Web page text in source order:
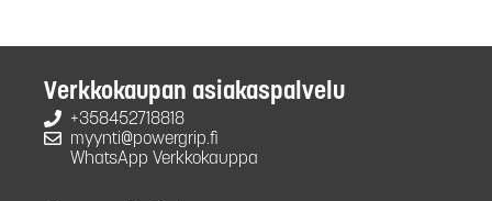
Verkkokaupan asiakaspalvelu
+358452718818
myynti@powergrip.fi
WhatsApp Verkkokauppa